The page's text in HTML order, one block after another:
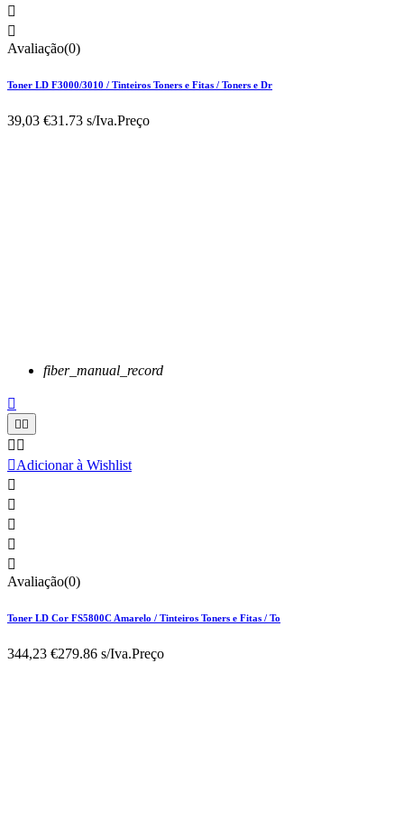


Avaliação(0)
Toner LD F3000/3010 / Tinteiros Toners e Fitas / Toners e Dr
39,03 €31.73 s/Iva.Preço
fiber_manual_record

 
 
Adicionar à Wishlist





Avaliação(0)
Toner LD Cor FS5800C Amarelo / Tinteiros Toners e Fitas / To
344,23 €279.86 s/Iva.Preço